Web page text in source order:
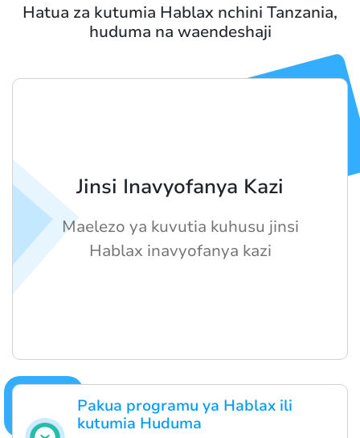
Hatua za kutumia Hablax nchini Tanzania,
huduma na waendeshaji
Pakua programu ya Hablax ili
kutumia Huduma
Jinsi Inavyofanya Kazi
Maelezo ya kuvutia kuhusu jinsi
Hablax inavyofanya kazi